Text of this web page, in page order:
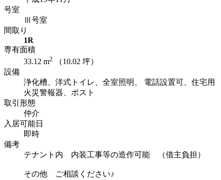
号室
Ⅲ号室
間取り
1R
専有面積
33.12 m2 （10.02 坪）
設備
浄化槽、洋式トイレ、全室照明、 電話設置可、住宅用
火災警報器、ポスト
取引形態
仲介
入居可能日
即時
備考
テナント内 内装工事等の造作可能 （借主負担）
その他 ご相談ください♪